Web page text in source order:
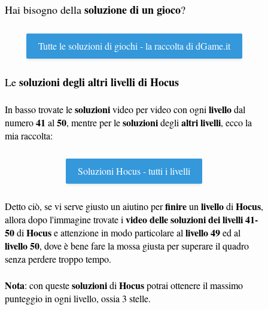
Hai bisogno della soluzione di un gioco?
Tutte le soluzioni di giochi - la raccolta di dGame.it
Le soluzioni degli altri livelli di Hocus
In basso trovate lesoluzionivideo per video con ogni livellodal
numero41 al 50, mentre per lesoluzionidegli altri livelli, ecco la
mia raccolta:
Soluzioni Hocus - tutti i livelli
Detto ciò, se vi serve giusto un aiutino perfinireun livellodi Hocus,
allora dopo l'immagine trovate i video delle soluzioni dei livelli 41-
50di Hocuse attenzione in modo particolare al livello 49ed al
livello 50, dove è bene fare la mossa giusta per superare il quadro
senza perdere troppo tempo.
Nota: con questesoluzionidi Hocuspotrai ottenere il massimo
punteggio in ogni livello, ossia 3 stelle.